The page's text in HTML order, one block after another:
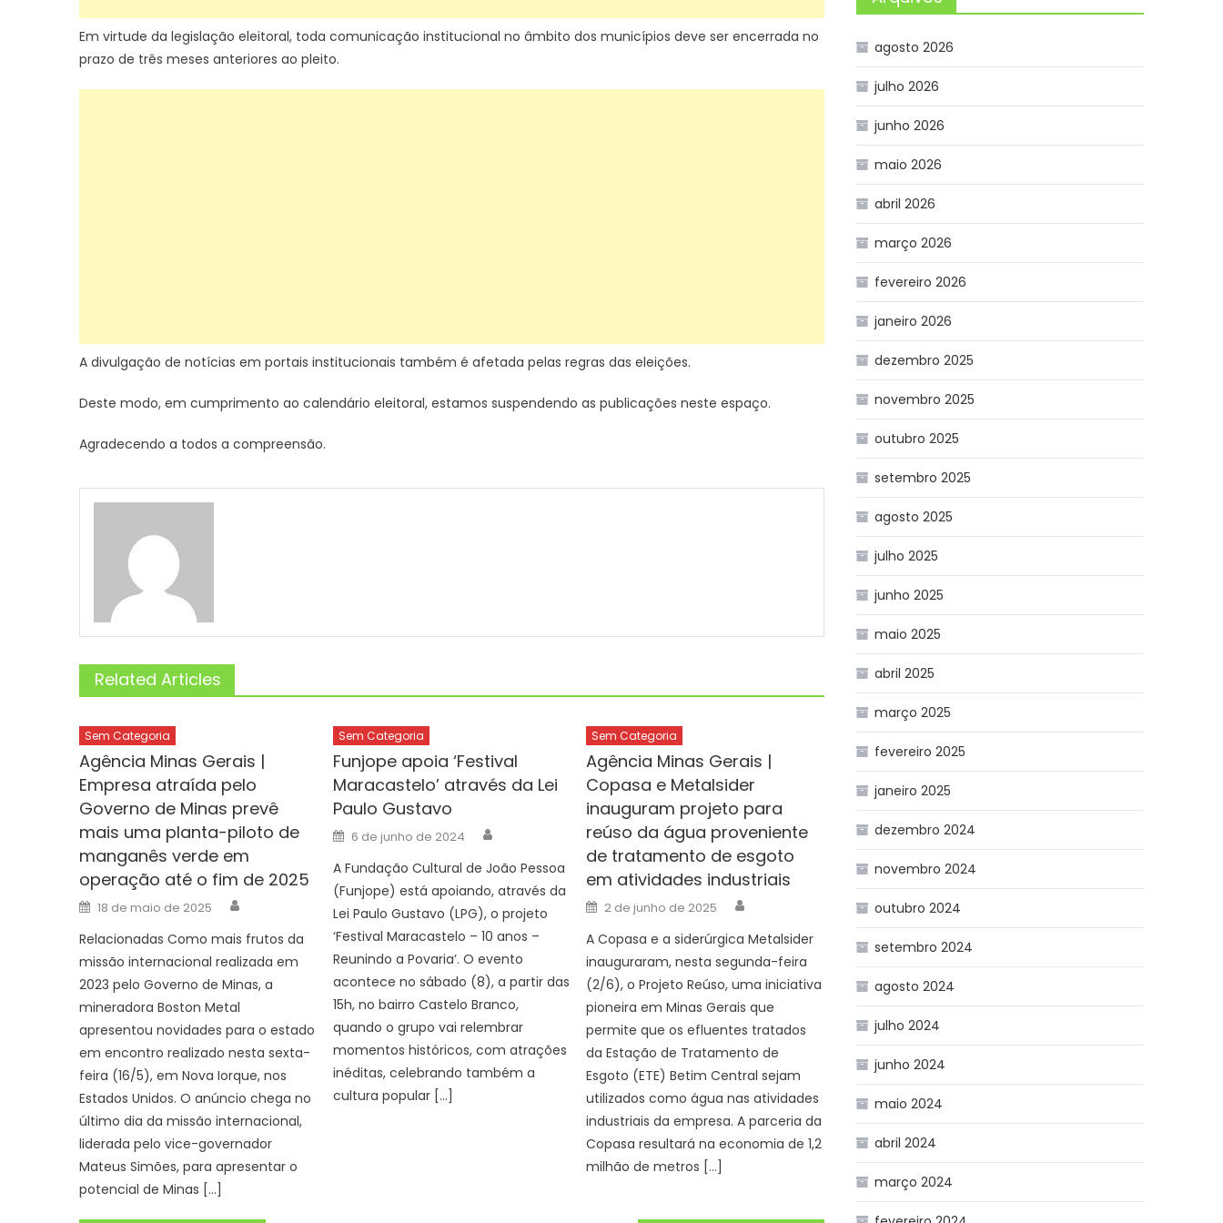
Em virtude da legislação eleitoral, toda comunicação institucional no âmbito dos municípios deve ser encerrada no
prazo de três meses anteriores ao pleito.
A divulgação de notícias em portais institucionais também é afetada pelas regras das eleições.
Deste modo, em cumprimento ao calendário eleitoral, estamos suspendendo as publicações neste espaço.
Agradecendo a todos a compreensão.
Related Articles
Sem Categoria
Agência Minas Gerais |
Empresa atraída pelo
Governo de Minas prevê
mais uma planta-piloto de
manganês verde em
operação até o fim de 2025
Posted
on
18 de maio de 2025
Relacionadas Como mais frutos da
missão internacional realizada em
2023 pelo Governo de Minas, a
mineradora Boston Metal
apresentou novidades para o estado
em encontro realizado nesta sexta-
feira (16/5), em Nova Iorque, nos
Estados Unidos. O anúncio chega no
último dia da missão internacional,
liderada pelo vice-governador
Mateus Simões, para apresentar o
potencial de Minas […]
Sem Categoria
Funjope apoia ‘Festival
Maracastelo’ através da Lei
Paulo Gustavo
Posted
on
6 de junho de 2024
A Fundação Cultural de João Pessoa
(Funjope) está apoiando, através da
Lei Paulo Gustavo (LPG), o projeto
‘Festival Maracastelo – 10 anos –
Reunindo a Povaria’. O evento
acontece no sábado (8), a partir das
15h, no bairro Castelo Branco,
quando o grupo vai relembrar
momentos históricos, com atrações
inéditas, celebrando também a
cultura popular […]
Sem Categoria
Agência Minas Gerais |
Copasa e Metalsider
inauguram projeto para
reúso da água proveniente
de tratamento de esgoto
em atividades industriais
Posted
on
2 de junho de 2025
A Copasa e a siderúrgica Metalsider
inauguraram, nesta segunda-feira
(2/6), o Projeto Reúso, uma iniciativa
pioneira em Minas Gerais que
permite que os efluentes tratados
da Estação de Tratamento de
Esgoto (ETE) Betim Central sejam
utilizados como água nas atividades
industriais da empresa. A parceria da
Copasa resultará na economia de 1,2
milhão de metros […]
agosto 2026
julho 2026
junho 2026
maio 2026
abril 2026
março 2026
fevereiro 2026
janeiro 2026
dezembro 2025
novembro 2025
outubro 2025
setembro 2025
agosto 2025
julho 2025
junho 2025
maio 2025
abril 2025
março 2025
fevereiro 2025
janeiro 2025
dezembro 2024
novembro 2024
outubro 2024
setembro 2024
agosto 2024
julho 2024
junho 2024
maio 2024
abril 2024
março 2024